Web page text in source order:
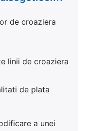
de croaziera
linii de croaziera
de plata
a unei